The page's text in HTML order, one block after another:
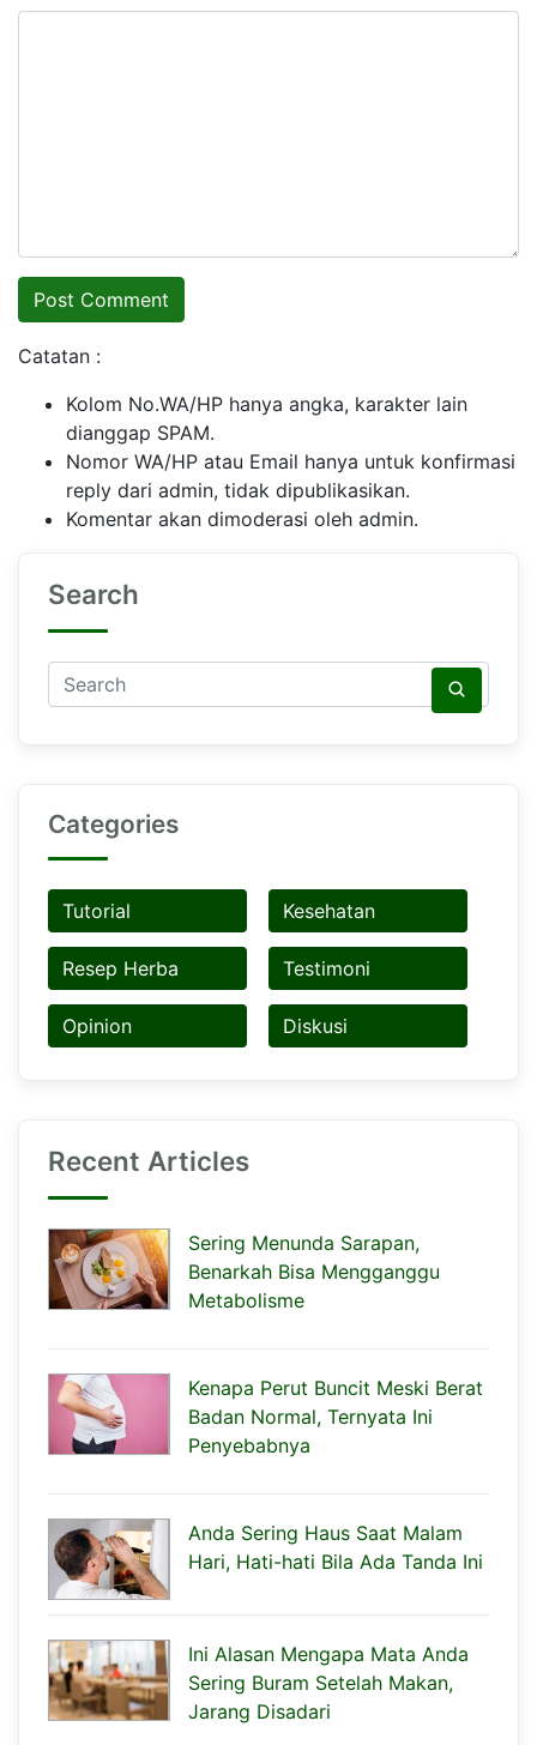
Catatan :
Kolom No.WA/HP hanya angka, karakter lain
dianggap SPAM.
Nomor WA/HP atau Email hanya untuk konfirmasi
reply dari admin, tidak dipublikasikan.
Komentar akan dimoderasi oleh admin.
Search
Categories
Tutorial Kesehatan
Resep Herba Testimoni
Opinion Diskusi
Recent Articles
Sering Menunda Sarapan,
Benarkah Bisa Mengganggu
Metabolisme
Kenapa Perut Buncit Meski Berat
Badan Normal, Ternyata Ini
Penyebabnya
Anda Sering Haus Saat Malam
Hari, Hati-hati Bila Ada Tanda Ini
Ini Alasan Mengapa Mata Anda
Sering Buram Setelah Makan,
Jarang Disadari